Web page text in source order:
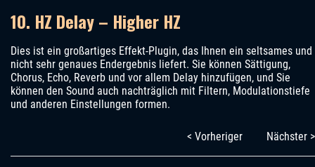
10. HZ Delay – Higher HZ
Dies ist ein großartiges Effekt-Plugin, das Ihnen ein seltsames und
nicht sehr genaues Endergebnis liefert. Sie können Sättigung,
Chorus, Echo, Reverb und vor allem Delay hinzufügen, und Sie
können den Sound auch nachträglich mit Filtern, Modulationstiefe
und anderen Einstellungen formen.
< Vorheriger Nächster >